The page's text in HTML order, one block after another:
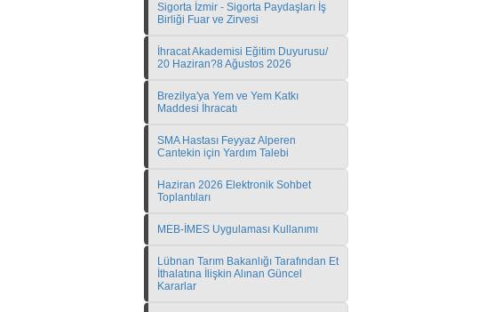
Sigorta İzmir - Sigorta Paydaşları İş
Birliği Fuar ve Zirvesi
İhracat Akademisi Eğitim Duyurusu/
20 Haziran?8 Ağustos 2026
Brezilya'ya Yem ve Yem Katkı
Maddesi İhracatı
SMA Hastası Feyyaz Alperen
Cantekin için Yardım Talebi
Haziran 2026 Elektronik Sohbet
Toplantıları
MEB-İMES Uygulaması Kullanımı
Lübnan Tarım Bakanlığı Tarafından Et
İthalatına İlişkin Alınan Güncel
Kararlar